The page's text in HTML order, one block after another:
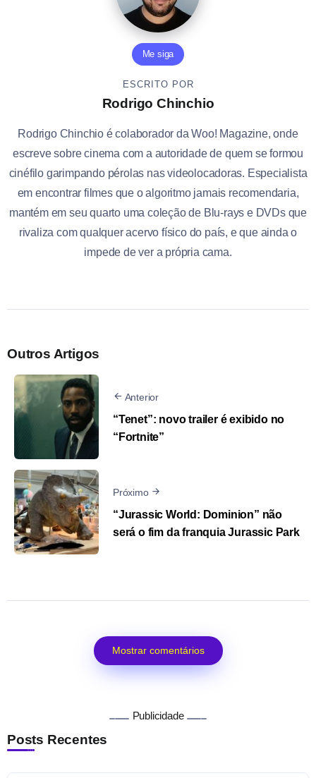
Me siga
ESCRITO POR
Rodrigo Chinchio
Rodrigo Chinchio é colaborador da Woo! Magazine, onde
escreve sobre cinema com a autoridade de quem se formou
cinéfilo garimpando pérolas nas videolocadoras. Especialista
em encontrar filmes que o algoritmo jamais recomendaria,
mantém em seu quarto uma coleção de Blu-rays e DVDs que
rivaliza com qualquer acervo físico do país, e que ainda o
impede de ver a própria cama.
Outros Artigos
Anterior
“Tenet”: novo trailer é exibido no
“Fortnite”
Próximo
“Jurassic World: Dominion” não
será o fim da franquia Jurassic Park
Mostrar comentários
Publicidade
Posts Recentes